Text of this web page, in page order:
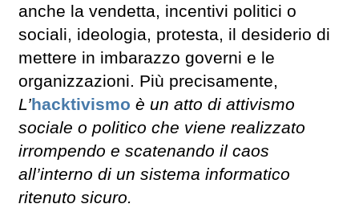
anche la vendetta, incentivi politici o
sociali, ideologia, protesta, il desiderio di
mettere in imbarazzo governi e le
organizzazioni. Più precisamente,
L’hacktivismo è un atto di attivismo
sociale o politico che viene realizzato
irrompendo e scatenando il caos
all’interno di un sistema informatico
ritenuto sicuro.